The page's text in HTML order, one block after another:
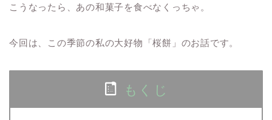
こうなったら、あの和菓子を食べなくっちゃ。
今回は、この季節の私の大好物「桜餅」のお話です。
もくじ